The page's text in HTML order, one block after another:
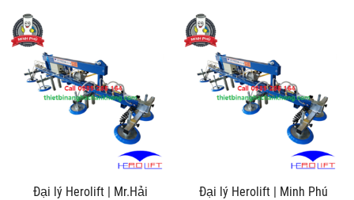
Đại lý Herolift | Mr.Hải
Đại lý Herolift | Minh Phú